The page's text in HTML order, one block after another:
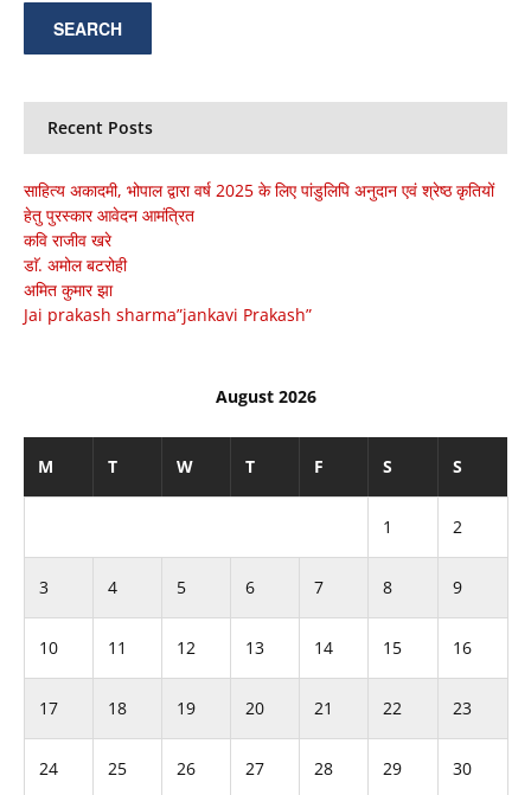
Recent Posts
साहित्य अकादमी, भोपाल द्वारा वर्ष 2025 के लिए पांडुलिपि अनुदान एवं श्रेष्ठ कृतियों
हेतु पुरस्कार आवेदन आमंत्रित
कवि राजीव खरे
डाॅ. अमोल बटरोही
अमित कुमार झा
Jai prakash sharma”jankavi Prakash”
August 2026
M T W T F S S
1 2
3 4 5 6 7 8 9
10 11 12 13 14 15 16
17 18 19 20 21 22 23
24 25 26 27 28 29 30